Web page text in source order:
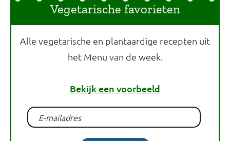
Vegetarische favorieten
Alle vegetarische en plantaardige recepten uit
het Menu van de week.
Bekijk een voorbeeld